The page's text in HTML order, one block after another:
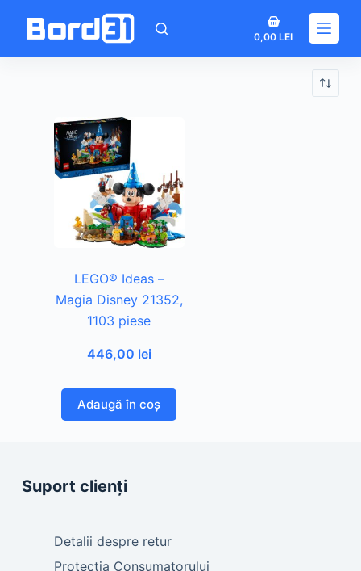
Coș
de
cumpărături
0,00LEI
LEGO® Ideas –
Magia Disney 21352,
1103 piese
446,00 lei
Adaugă în coș
Suport clienți
Detalii despre retur
Protecția Consumatorului